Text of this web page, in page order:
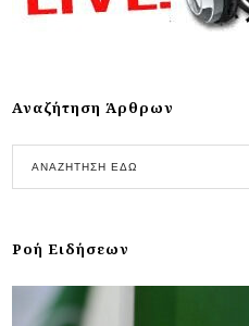
Αναζήτηση Άρθρων
Ροή Ειδήσεων